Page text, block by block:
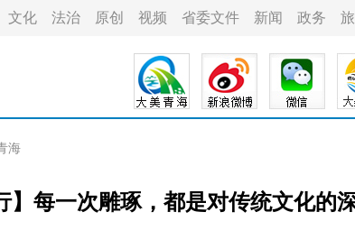
文化 法治 原创 视频 省委文件 新闻 政务
海
】每一次雕琢，都是对传统文化的